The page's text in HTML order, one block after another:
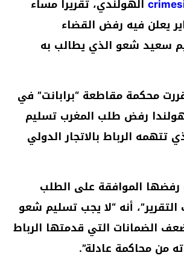
الهولندي، تقريرا مساء
22فبراير يعلن فيه رفض القضاء
سعيد شعو الذي يطالب به
محكمة مقاطعة “برابانت” في
بهولندا رفض طلب المغرب تسليم
الرباط بالاتجار الدولي
رفضها الموافقة على الطلب
أنه “لا يجب تسليم شعو
الضمانات التي قدمتها الرباط
من محاكمة عادلة”.